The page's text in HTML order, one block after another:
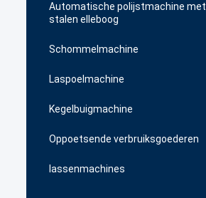
Automatische polijstmachine met
stalen elleboog
Schommelmachine
Laspoelmachine
Kegelbuigmachine
Oppoetsende verbruiksgoederen
lassenmachines